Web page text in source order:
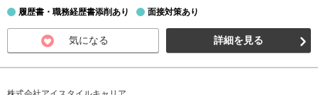
履歴書・職務経歴書添削あり 面接対策あり
気になる 詳細を見る